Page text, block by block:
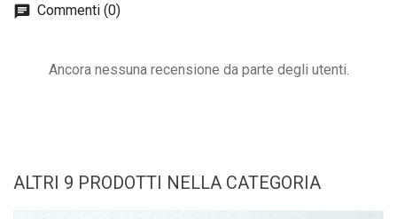
Commenti (0)
Ancora nessuna recensione da parte degli utenti.
ALTRI 9 PRODOTTI NELLA CATEGORIA